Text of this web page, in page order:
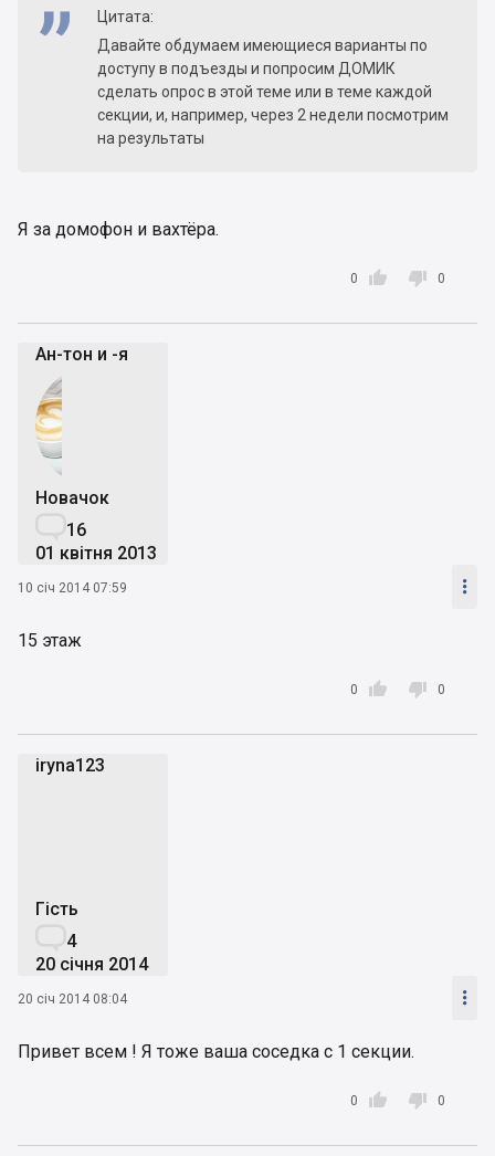
Цитата:
Давайте обдумаем имеющиеся варианты по
доступу в подъезды и попросим ДОМИК
сделать опрос в этой теме или в теме каждой
секции, и, например, через 2 недели посмотрим
на результаты
Я за домофон и вахтёра.

0  0
Ан-тон и -я
Новачок
16
01 квітня 2013
10 січ 2014 07:59 
15 этаж

0  0
iryna123
Гість
4
20 січня 2014
20 січ 2014 08:04 
Привет всем ! Я тоже ваша соседка с 1 секции.

0  0